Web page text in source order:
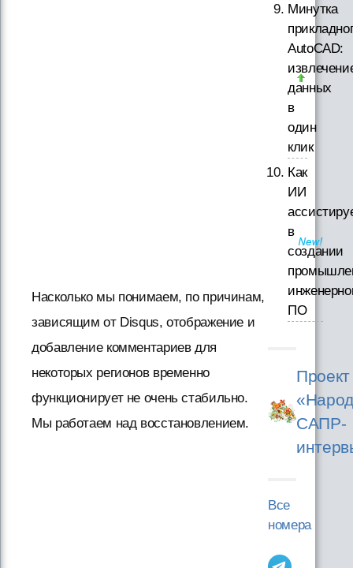
Насколько мы понимаем, по причинам,
зависящим от Disqus, отображение и
добавление комментариев для
некоторых регионов временно
функционирует не очень стабильно.
Мы работаем над восстановлением.
Минутка
AutoCAD:
данных
в
один
клик
Как
ИИ
в
создании
ПО
Проект
САПР-
Все
номера